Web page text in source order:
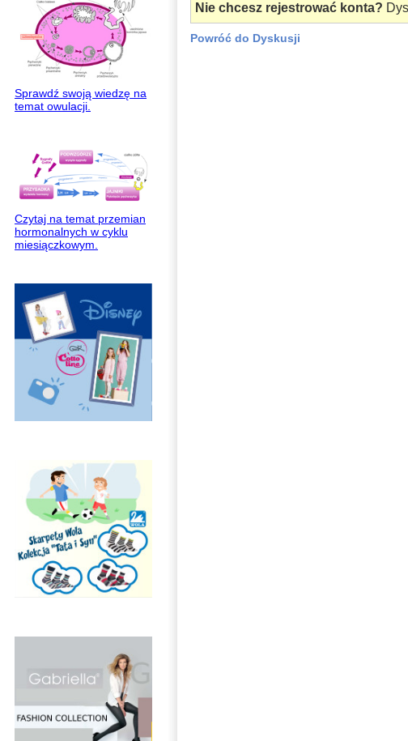
Sprawdź swoją wiedzę na
temat owulacji.
Czytaj na temat przemian
hormonalnych w cyklu
miesiączkowym.
Nie chcesz rejestrować konta?
Powróć do Dyskusji